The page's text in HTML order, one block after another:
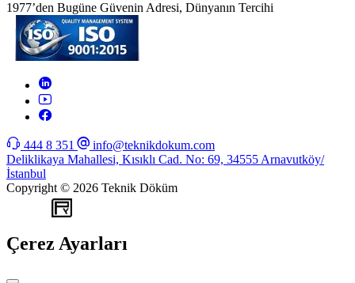
1977’den Bugüne Güvenin Adresi, Dünyanın Tercihi
444 8 351
info@teknikdokum.com
Deliklikaya Mahallesi, Kısıklı Cad. No: 69, 34555 Arnavutköy/
İstanbul
Copyright © 2026 Teknik Döküm
Çerez Ayarları